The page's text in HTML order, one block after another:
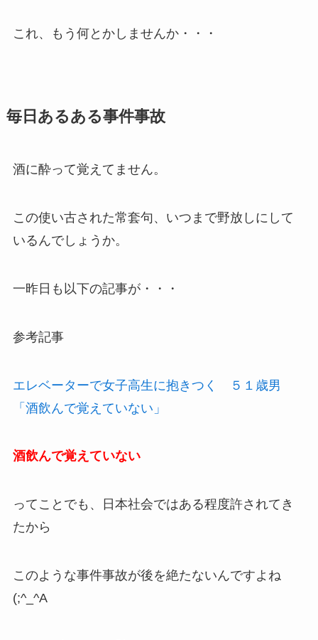
これ、もう何とかしませんか・・・
毎日あるある事件事故
酒に酔って覚えてません。
この使い古された常套句、いつまで野放しにして
いるんでしょうか。
一昨日も以下の記事が・・・
参考記事
エレベーターで女子高生に抱きつく ５１歳男
「酒飲んで覚えていない」
酒飲んで覚えていない
ってことでも、日本社会ではある程度許されてき
たから
このような事件事故が後を絶たないんですよね
(;^_^A